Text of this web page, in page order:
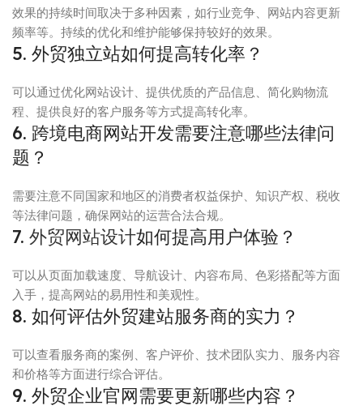
效果的持续时间取决于多种因素，如行业竞争、网站内容更新
频率等。持续的优化和维护能够保持较好的效果。
5. 外贸独立站如何提高转化率？
可以通过优化网站设计、提供优质的产品信息、简化购物流
程、提供良好的客户服务等方式提高转化率。
6. 跨境电商网站开发需要注意哪些法律问
题？
需要注意不同国家和地区的消费者权益保护、知识产权、税收
等法律问题，确保网站的运营合法合规。
7. 外贸网站设计如何提高用户体验？
可以从页面加载速度、导航设计、内容布局、色彩搭配等方面
入手，提高网站的易用性和美观性。
8. 如何评估外贸建站服务商的实力？
可以查看服务商的案例、客户评价、技术团队实力、服务内容
和价格等方面进行综合评估。
9. 外贸企业官网需要更新哪些内容？